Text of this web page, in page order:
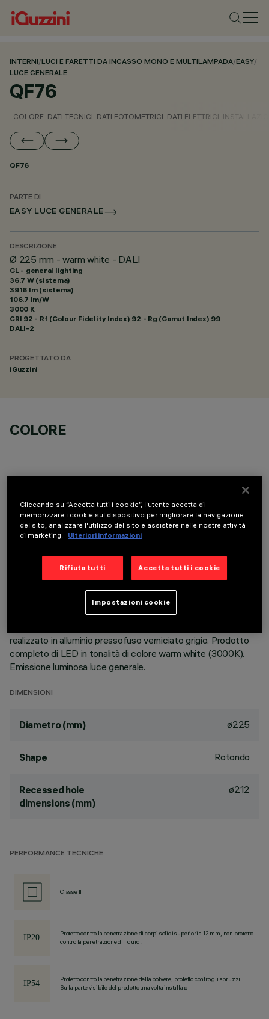
INTERNI/LUCI E FARETTI DA INCASSO MONO E MULTILAMPADA/EASY/
LUCE GENERALE
QF76
COLORE DATI TECNICI DATI FOTOMETRICI DATI ELETTRICI
QF76
PARTE DI
EASY LUCE GENERALE
DESCRIZIONE
Ø 225 mm - warm white - DALI
GL - general lighting
36.7 W (sistema)
3916 lm (sistema)
106.7 lm/W
3000 K
CRI 92 - Rf (Colour Fidelity Index) 92 - Rg (Gamut Index) 99
DALI-2
PROGETTATO DA
iGuzzini
COLORE
DATI TECNICI
ULTIMO AGGIORNAMENTO: 06/08/2026
Apparecchio rotondo fisso finalizzato all'utilizzo di sorgente
LED con tecnologia C.o.B. Versione con falda per installazione
ad appoggio. Riflettore metallizzato con vapori di alluminio
realizzato in alluminio pressofuso verniciato grigio. Prodotto
completo di LED in tonalità di colore warm white (3000K).
Emissione luminosa luce generale.
DIMENSIONI
Diametro (mm) ø225
Shape Rotondo
Recessed hole
dimensions (mm)
ø212
PERFORMANCE TECNICHE
Classe II
Protetto contro la penetrazione di corpi solidi superiori a 12 mm, non protetto
contro la penetrazione di liquidi.
Protetto contro la penetrazione della polvere, protetto contro gli spruzzi.
Sulla parte visibile del prodotto una volta installato
Cliccando su “Accetta tutti i cookie”, l'utente accetta di
memorizzare i cookie sul dispositivo per migliorare la navigazione
del sito, analizzare l'utilizzo del sito e assistere nelle nostre attività
di marketing.
Ulteriori informazioni
Rifiuta tutti Accetta tutti i cookie
Impostazioni cookie